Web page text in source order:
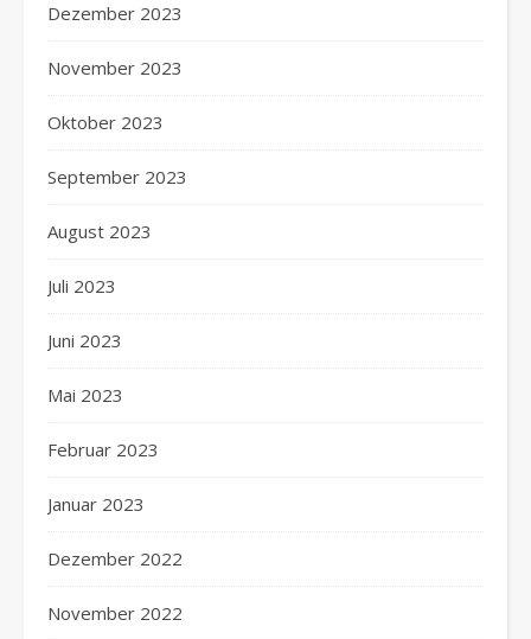
Dezember 2023
November 2023
Oktober 2023
September 2023
August 2023
Juli 2023
Juni 2023
Mai 2023
Februar 2023
Januar 2023
Dezember 2022
November 2022